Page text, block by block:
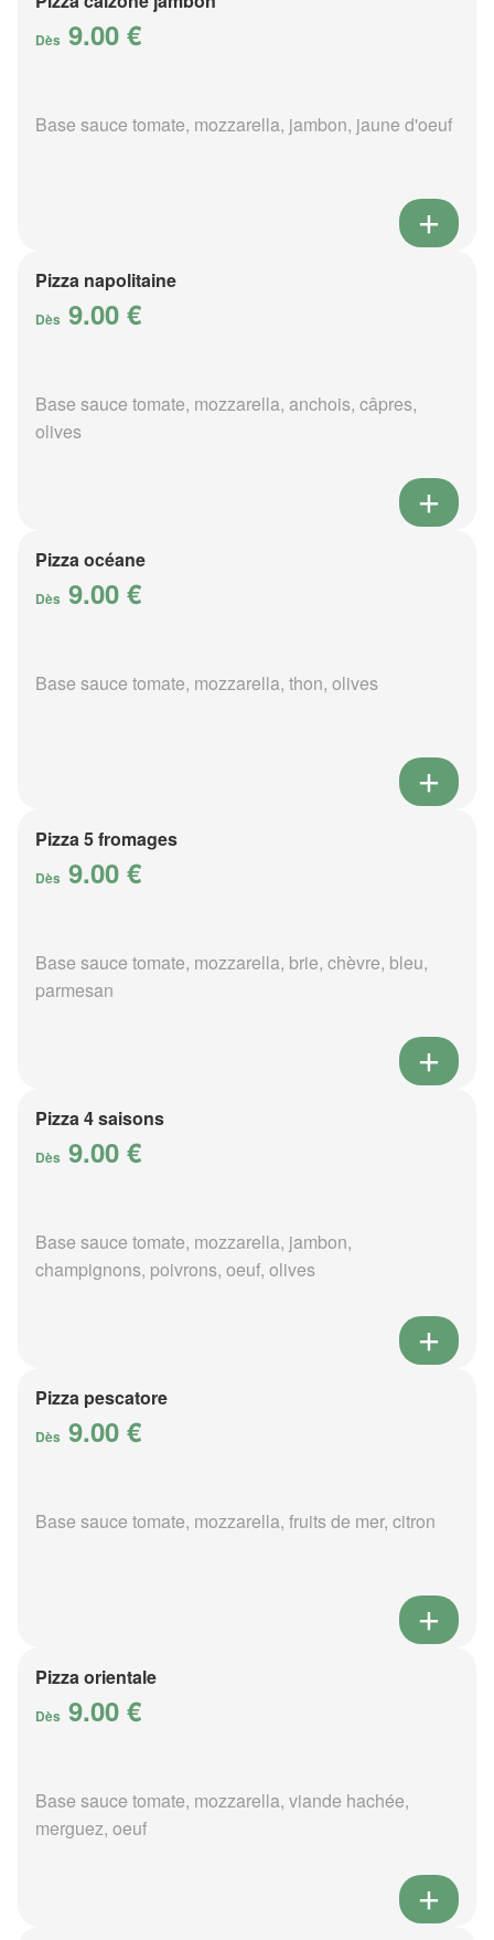
Dès 9.00 €
Base sauce tomate, mozzarella, jambon, jaune d'oeuf
Pizza napolitaine
Dès 9.00 €
Base sauce tomate, mozzarella, anchois, câpres,
olives
Pizza océane
Dès 9.00 €
Base sauce tomate, mozzarella, thon, olives
Pizza 5 fromages
Dès 9.00 €
Base sauce tomate, mozzarella, brie, chèvre, bleu,
parmesan
Pizza 4 saisons
Dès 9.00 €
Base sauce tomate, mozzarella, jambon,
champignons, poivrons, oeuf, olives
Pizza pescatore
Dès 9.00 €
Base sauce tomate, mozzarella, fruits de mer, citron
Pizza orientale
Dès 9.00 €
Base sauce tomate, mozzarella, viande hachée,
merguez, oeuf